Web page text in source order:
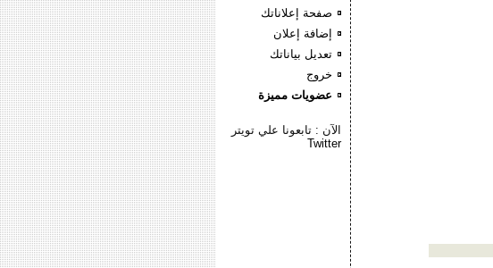
صفحة إعلاناتك
إضافة إعلان
تعديل بياناتك
خروج
عضويات مميزة
الآن : تابعونا علي تويتر
Twitter